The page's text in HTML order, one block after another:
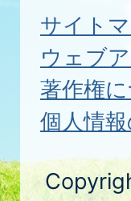
サイト
ウェブ
著作権
個人情